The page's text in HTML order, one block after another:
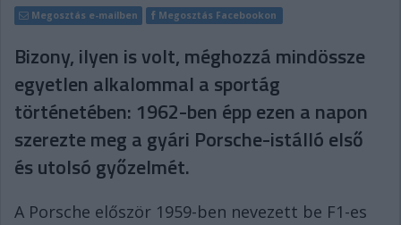
Megosztás e-mailben Megosztás Facebookon
Bizony, ilyen is volt, méghozzá mindössze
egyetlen alkalommal a sportág
történetében: 1962-ben épp ezen a napon
szerezte meg a gyári Porsche-istálló első
és utolsó győzelmét.
A Porsche először 1959-ben nevezett be F1-es